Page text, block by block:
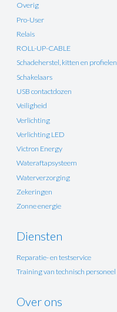
Overig
Pro-User
Relais
ROLL-UP-CABLE
Schadeherstel, kitten en profielen
Schakelaars
USB contactdozen
Veiligheid
Verlichting
Verlichting LED
Victron Energy
Wateraftapsysteem
Waterverzorging
Zekeringen
Zonne energie
Diensten
Reparatie- en testservice
Training van technisch personeel
Over ons